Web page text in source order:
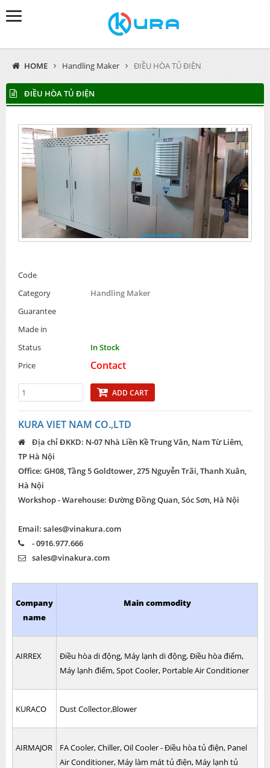
HOME Handling Maker ĐIỀU HÒA TỦ ĐIỆN
ĐIỀU HÒA TỦ ĐIỆN
Code
Category
Handling Maker
Guarantee
Made in
Status
In Stock
Price
Contact
ADD CART
KURA VIET NAM CO.,LTD
Địa chỉ ĐKKD: N-07 Nhà Liền Kề Trung Văn, Nam Từ Liêm,
TP Hà Nội
Office: GH08, Tầng 5 Goldtower, 275 Nguyễn Trãi, Thanh Xuân,
Hà Nội
Workshop - Warehouse: Đường Đồng Quan, Sóc Sơn, Hà Nội
Email: sales@vinakura.com
- 0916.977.666
sales@vinakura.com
Company
name
Main commodity
AIRREX
Điều hòa di động, Máy lạnh di động, Điều hòa điểm,
Máy lạnh điểm, Spot Cooler, Portable Air Conditioner
KURACO Dust Collector,Blower
AIRMAJOR
FA Cooler, Chiller, Oil Cooler - Điều hòa tủ điện, Panel
Air Conditioner, Máy làm mát tủ điện, Máy lạnh tủ